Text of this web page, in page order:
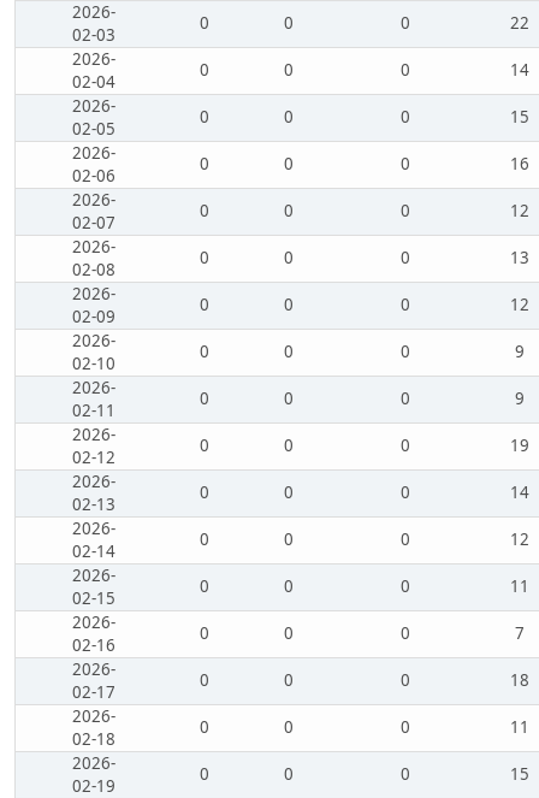
2026-
02-03
0 0 0
22
2026-
02-04
0 0 0
14
2026-
02-05
0 0 0
15
2026-
02-06
0 0 0
16
2026-
02-07
0 0 0
12
2026-
02-08
0 0 0
13
2026-
02-09
0 0 0
12
2026-
02-10
0 0 0
9
2026-
02-11
0 0 0
9
2026-
02-12
0 0 0
19
2026-
02-13
0 0 0
14
2026-
02-14
0 0 0
12
2026-
02-15
0 0 0
11
2026-
02-16
0 0 0
7
2026-
02-17
0 0 0
18
2026-
02-18
0 0 0
11
2026-
02-19
0 0 0
15